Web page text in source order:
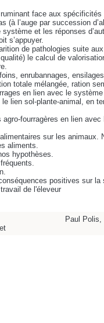
face aux
(à l’auge par succession
et les réponses
s’appuyer.
de pathologies suite
le calcul de
enrubannages,
totale mélangée, ration
en lien avec le
lien sol-plante-animal, en
fourragères en lien
sur les animaux.
aliments.
hypothèses.
positives sur la
de l'éleveur
Paul Polis,